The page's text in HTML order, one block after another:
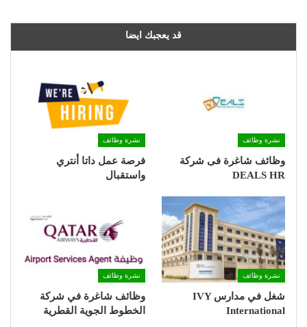
قد يعجبك ايضا
نشرة وظائف
وظائف شاغرة فى شركة
DEALS HR
نشرة وظائف
فرصة عمل داتا أنتري
واستقبال
نشرة وظائف
شغل في مدارس IVY
International
نشرة وظائف
وظائف شاغرة في شركة
الخطوط الجوية القطرية